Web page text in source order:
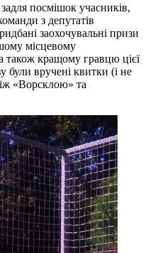
посмішок учасників,
з депутатів
заохочувальні призи
місцевому
також кращому гравцю цієї
були вручені квитки (і не
«Ворсклою» та